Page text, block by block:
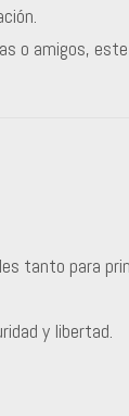
o amigos,
tanto para
y libertad.